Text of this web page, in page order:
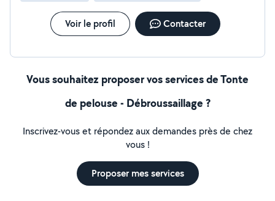
Voir le profil Contacter
Vous souhaitez proposer vos services de Tonte
de pelouse - Débroussaillage ?
Inscrivez-vous et répondez aux demandes près de chez
vous !
Proposer mes services